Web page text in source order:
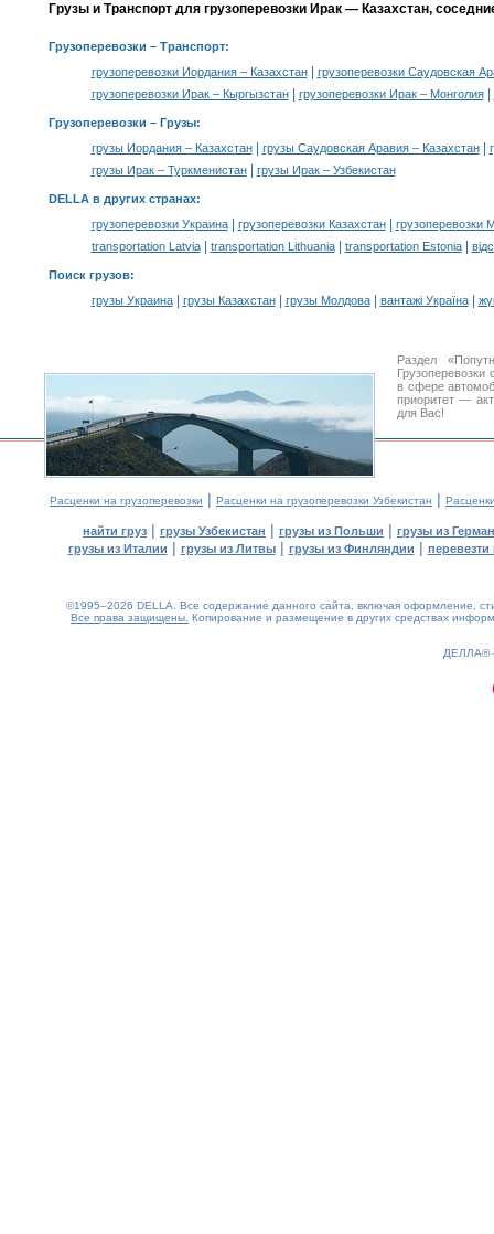
Грузы и Транспорт для грузоперевозки Ирак — Казахстан,
Грузоперевозки – Транспорт:
грузоперевозки Иордания – Казахстан|
грузоперевозки Саудовская
грузоперевозки Ирак – Кыргызстан| грузоперевозки Ирак – Монголия|
Грузоперевозки – Грузы:
грузы Иордания – Казахстан| грузы Саудовская Аравия – Казахстан|
грузы Ирак – Туркменистан| грузы Ирак – Узбекистан
DELLA в других странах:
грузоперевозки Украина| грузоперевозки Казахстан|
грузоперевозки
transportation Latvia| transportation Lithuania| transportation Estonia|
Поиск грузов:
грузы Украина| грузы Казахстан| грузы Молдова| вантажі Україна|
Раздел
в сфере
приоритет —
для Вас!
Расценки на грузоперевозки | Расценки на грузоперевозки Узбекистан |
найти груз | грузы Узбекистан | грузы из Польши | грузы из
грузы из Италии | грузы из Литвы| грузы из Финляндии | перевезти
©1995–2026 DELLA. Все содержание данного сайта, включая оформление,
Все права защищены. Копирование и размещение в других средствах